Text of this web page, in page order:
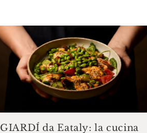
GIARDÍ da Eataly: la cucina